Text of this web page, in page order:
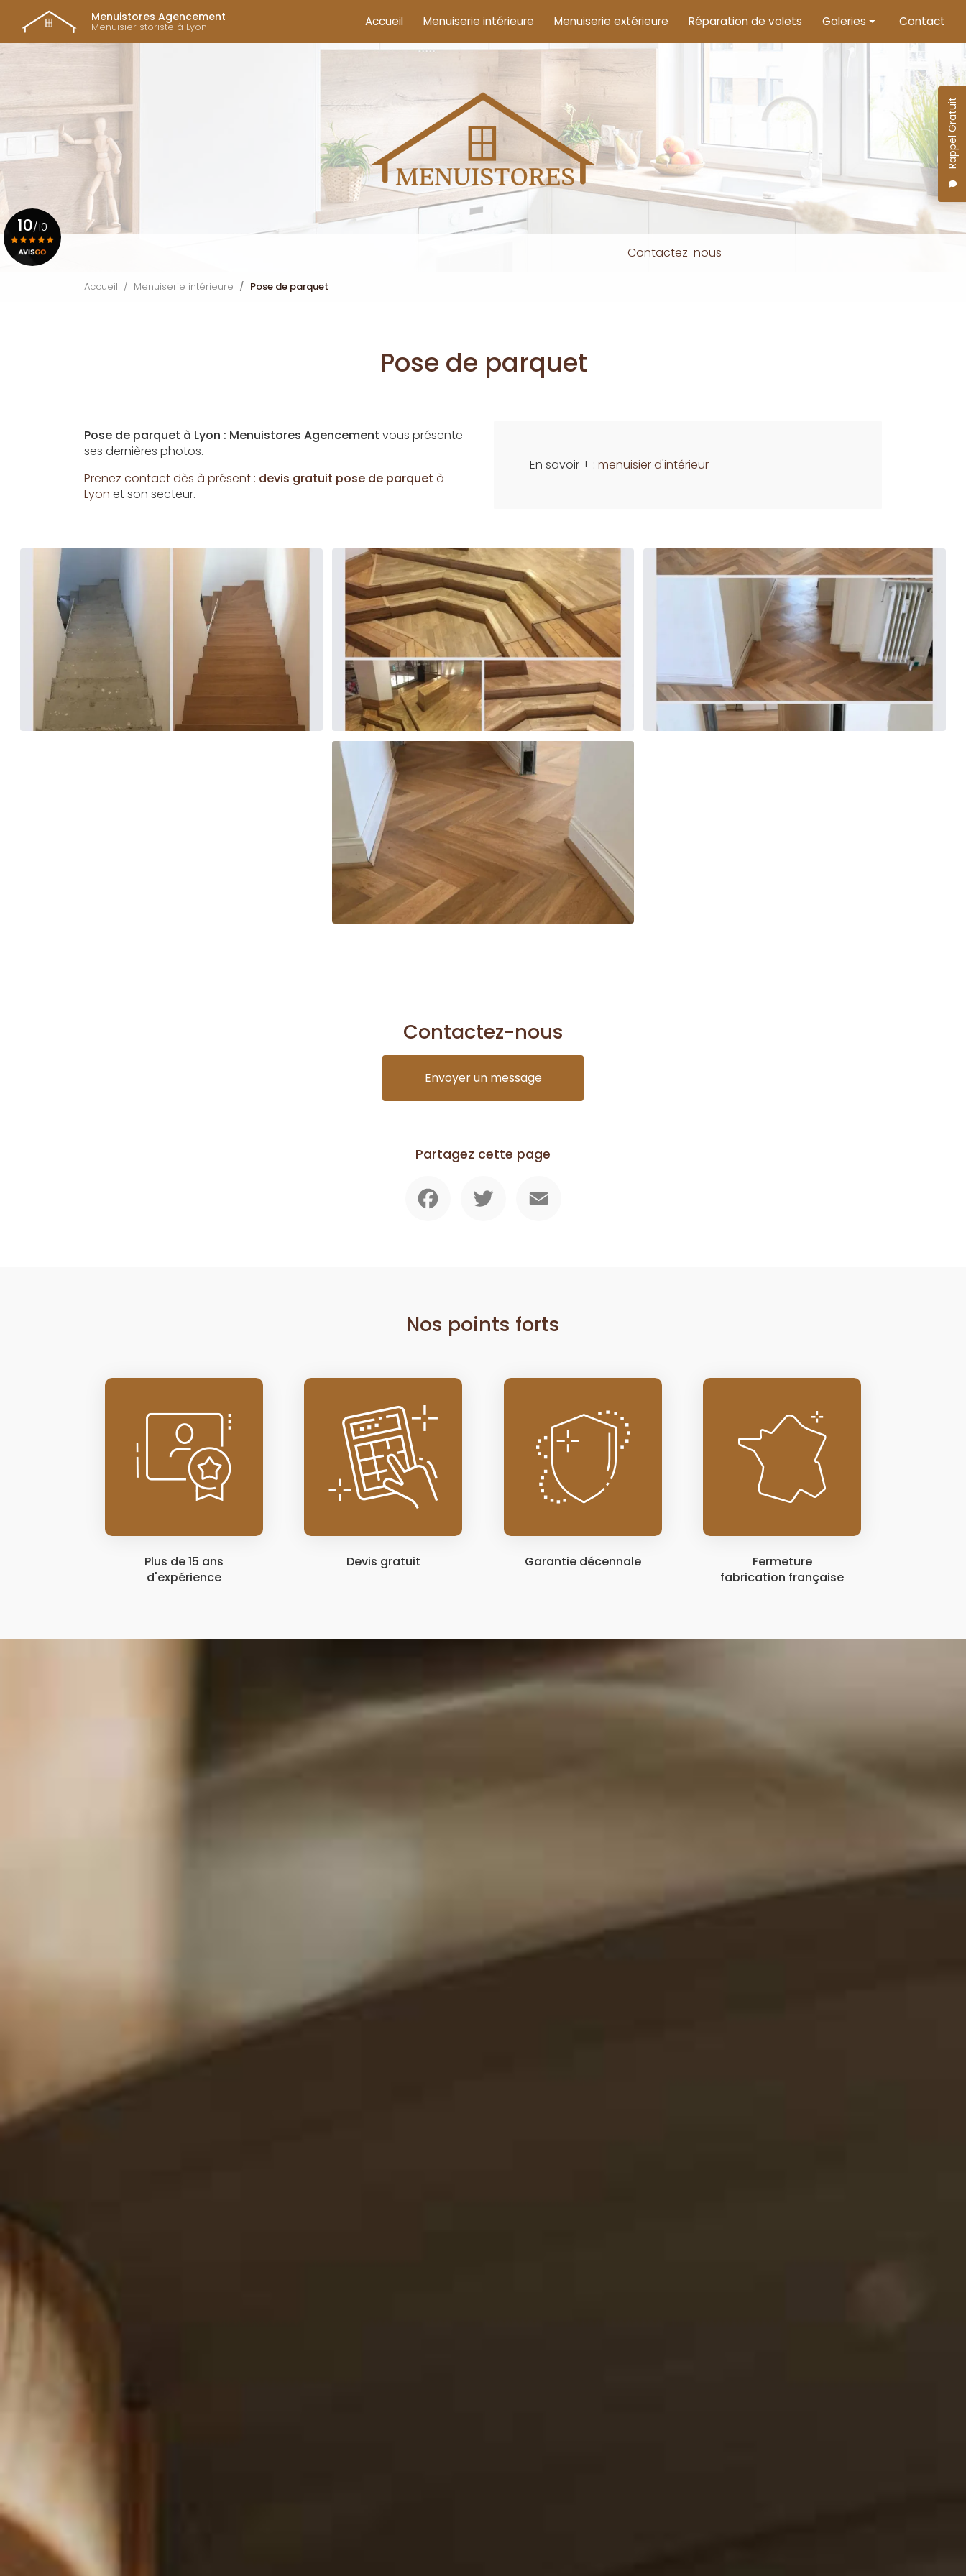
contenu
principal
Menuistores Agencement
Menuisier storiste à Lyon
Rappel Gratuit
Accueil Menuiserie intérieure Menuiserie extérieure Réparation de volets Galeries
Menuiserie extérieure
Motorisation de volets
Contact
Contactez-nous
10/10
Accueil Menuiserie intérieure Pose de parquet
Pose de parquet
Pose de parquet à Lyon : Menuistores Agencement vous présente
ses dernières photos.
Prenez contact dès à présent : devis gratuit pose de parquet à
Lyon et son secteur.
En savoir + : menuisier d'intérieur
Contactez-nous
Envoyer un message
Partagez cette page
Nos points forts
Plus de 15 ans
d'expérience
Devis gratuit Garantie décennale
Fermeture
fabrication française